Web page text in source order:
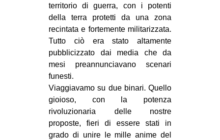
territorio di guerra, con i potenti
della terra protetti da una zona
recintata e fortemente militarizzata.
Tutto ciò era stato altamente
pubblicizzato dai media che da
mesi preannunciavano scenari
funesti.
Viaggiavamo su due binari. Quello
gioioso, con la potenza
rivoluzionaria delle nostre
proposte, fieri di essere stati in
grado di unire le mille anime del